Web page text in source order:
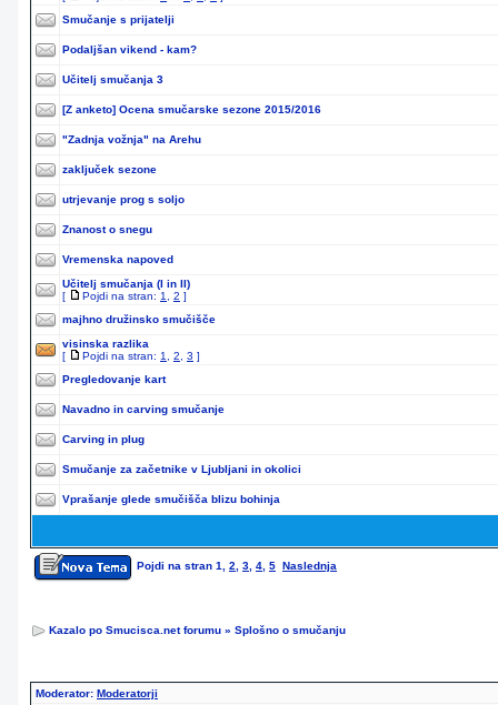
Smučanje s prijatelji
Podaljšan vikend - kam?
Učitelj smučanja 3
[Z anketo] Ocena smučarske sezone 2015/2016
"Zadnja vožnja" na Arehu
zaključek sezone
utrjevanje prog s soljo
Znanost o snegu
Vremenska napoved
Učitelj smučanja (I in II)
[
Pojdi na stran: 1 2 ]
majhno družinsko smučišče
visinska razlika
[
Pojdi na stran: 1 2 3 ]
Pregledovanje kart
Navadno in carving smučanje
Carving in plug
Smučanje za začetnike v Ljubljani in okolici
Vprašanje glede smučišča blizu bohinja
Pojdi na stran 1 2 3 4 5 Naslednja
Kazalo po Smucisca.net forumu » Splošno o smučanju
Moderator: Moderatorji